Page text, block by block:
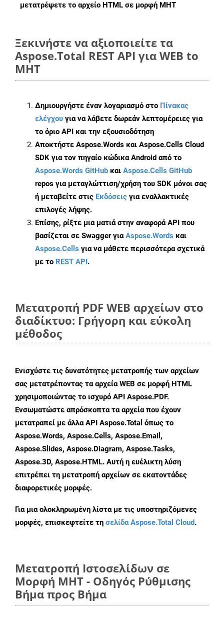
μετατρέψετε το αρχείο HTML σε μορφή MHT
Ξεκινήστε να αξιοποιείτε τα
Aspose.Total REST API για WEB to
MHT
Δημιουργήστε έναν λογαριασμό στο Πίνακας
ελέγχου για να λάβετε δωρεάν λεπτομέρειες για
το όριο API και την εξουσιοδότηση
Αποκτήστε Aspose.Words και Aspose.Cells Cloud
SDK για τον πηγαίο κώδικα Android από το
Aspose.Words GitHub και Aspose.Cells GitHub
repos για μεταγλώττιση/χρήση του SDK μόνοι σας
ή μεταβείτε στις Εκδόσεις για εναλλακτικές
επιλογές λήψης.
Επίσης, ρίξτε μια ματιά στην αναφορά API που
βασίζεται σε Swagger γιαAspose.Words και
Aspose.Cells για να μάθετε περισσότερα σχετικά
με το REST API.
Μετατροπή PDF WEB αρχείων στο
διαδίκτυο: Γρήγορη και εύκολη
μέθοδος
Ενισχύστε τις δυνατότητες μετατροπής των αρχείων
σας μετατρέποντας τα αρχεία WEB σε μορφή HTML
χρησιμοποιώντας το ισχυρό API Aspose.PDF.
Ενσωματώστε απρόσκοπτα τα αρχεία που έχουν
μετατραπεί με άλλα API Aspose.Total όπως το
Aspose.Words, Aspose.Cells, Aspose.Email,
Aspose.Slides, Aspose.Diagram, Aspose.Tasks,
Aspose.3D, Aspose.HTML. Αυτή η ευέλικτη λύση
επιτρέπει τη μετατροπή αρχείων σε εκατοντάδες
διαφορετικές μορφές.
Για μια ολοκληρωμένη λίστα με τις υποστηριζόμενες
μορφές, επισκεφτείτε τη σελίδα Aspose.Total Cloud.
Μετατροπή Ιστοσελίδων σε
Μορφή MHT - Οδηγός Ρύθμισης
Βήμα προς Βήμα